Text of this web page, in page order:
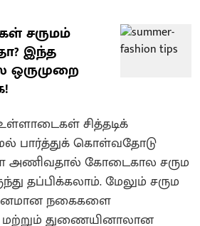
சருமம்
இந்த
சித்தடிக்
பார்த்துக் கொள்வதோடு
அணிவதால் கோடைகால சரும
தப்பிக்கலாம். மேலும் சரும
கனமான நகைகளை
மற்றும் துணையினாலான